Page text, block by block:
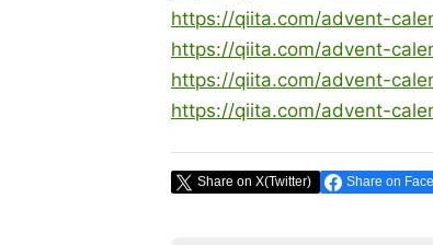
https://qiita.com/advent-
https://qiita.com/advent-
https://qiita.com/advent-
https://qiita.com/advent-
Share on X(Twitter) Share on